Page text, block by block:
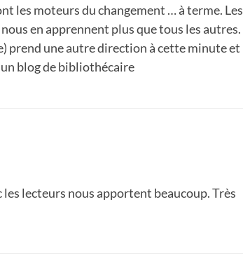
les moteurs du changement … à terme. Les
en apprennent plus que tous les autres.
prend une autre direction à cette minute et
blog de bibliothécaire
lecteurs nous apportent beaucoup. Très